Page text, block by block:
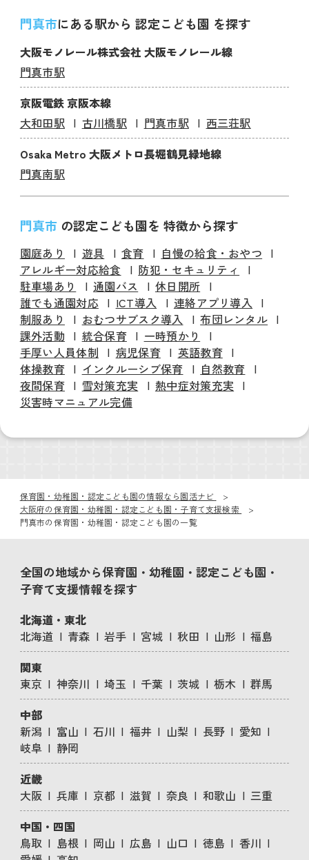
門真市にある駅から 認定こども園 を探す
大阪モノレール株式会社 大阪モノレール線
門真市駅
京阪電鉄 京阪本線
大和田駅
古川橋駅 門真市駅
西三荘駅
Osaka Metro 大阪メトロ長堀鶴見緑地線
門真南駅
門真市 の認定こども園を 特徴から探す
園庭あり 遊具 食育
自慢の給食・おやつ
アレルギー対応給食
防犯・セキュリティ
駐車場あり
通園バス
休日開所
誰でも通園対応
ICT導入
連絡アプリ導入
制服あり
おむつサブスク導入
布団レンタル
課外活動
統合保育
一時預かり
手厚い人員体制
病児保育
英語教育
体操教育
インクルーシブ保育
自然教育
夜間保育
雪対策充実
熱中症対策充実
災害時マニュアル完備
保育園・幼稚園・認定こども園の情報なら園活ナビ
大阪府の保育園・幼稚園・認定こども園・子育て支援検索
門真市の保育園・幼稚園・認定こども園の一覧
全国の地域から保育園・幼稚園・認定こども園・
子育て支援情報を探す
北海道・東北
北海道
青森 岩手 宮城 秋田 山形
福島
関東
東京
神奈川 埼玉 千葉 茨城 栃木
群馬
中部
新潟
富山 石川 福井 山梨 長野
愛知
岐阜
静岡
近畿
大阪
兵庫 京都 滋賀 奈良 和歌山
三重
中国・四国
鳥取
島根 岡山 広島 山口 徳島
香川